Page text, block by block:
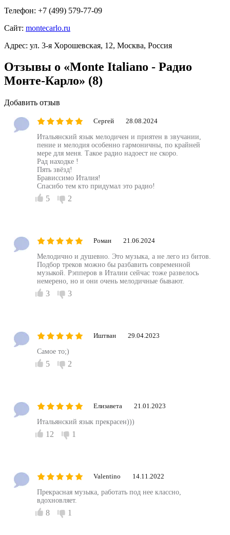
Телефон: +7 (499) 579-77-09
Сайт: montecarlo.ru
Адрес: ул. 3-я Хорошевская, 12, Москва, Россия
Отзывы о «Monte Italiano - Радио
Монте-Карло» (8)
Добавить отзыв
Сергей 28.08.2024
Итальянский язык мелодичен и приятен в звучании,
пение и мелодия особенно гармоничны, по крайней
мере для меня. Такое радио надоест не скоро.
Рад находке !
Пять звёзд!
Брависсимо Италия!
Спасибо тем кто придумал это радио!
5 2
Роман 21.06.2024
Мелодично и душевно. Это музыка, а не лего из битов.
Подбор треков можно бы разбавить современной
музыкой. Рэпперов в Италии сейчас тоже развелось
немерено, но и они очень мелодичные бывают.
3 3
Иштван 29.04.2023
Самое то;)
5 2
Елизавета 21.01.2023
Итальянский язык прекрасен)))
12 1
Valentino 14.11.2022
Прекрасная музыка, работать под нее классно,
вдохновляет.
8 1